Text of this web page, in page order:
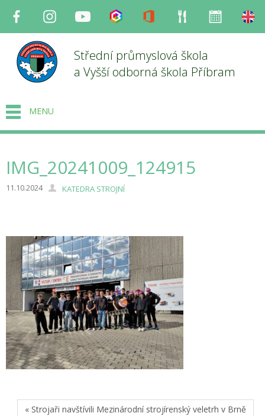
Facebook InstagramYoutube Bakaláři Office Strava
Střední průmyslová škola
a Vyšší odborná škola Příbram
MENU
IMG_20241009_124915
11.10.2024 KATEDRA STROJNÍ
« Strojaři navštívili Mezinárodní strojírenský veletrh v Brně